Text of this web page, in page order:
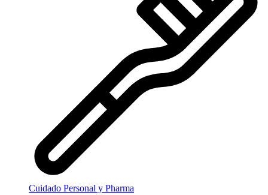
Cuidado Personal y Pharma